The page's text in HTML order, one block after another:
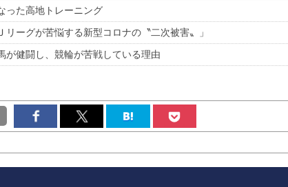
った高地トレーニング
リーグが苦悩する新型コロナの〝二次被害〟」
が健闘し、競輪が苦戦している理由